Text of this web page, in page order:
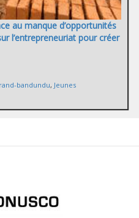
au manque d’opportunités
l’entrepreneuriat pour créer
bandundu, Jeunes